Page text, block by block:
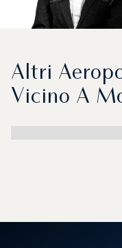
Altri
Vicino A